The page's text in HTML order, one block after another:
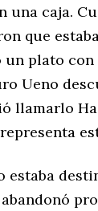
una caja.
que
plato
Ueno
llamarlo
estaba